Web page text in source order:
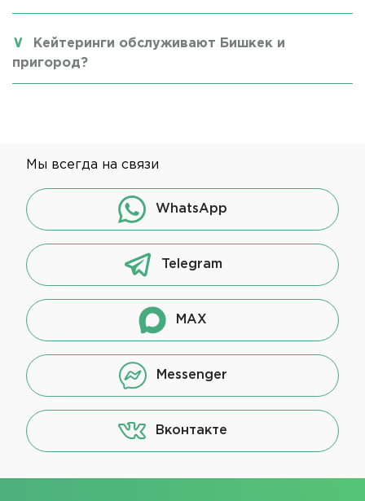
Кейтеринги обслуживают Бишкек и
пригород?
Мы всегда на связи
WhatsApp
Telegram
MAX
Messenger
Вконтакте